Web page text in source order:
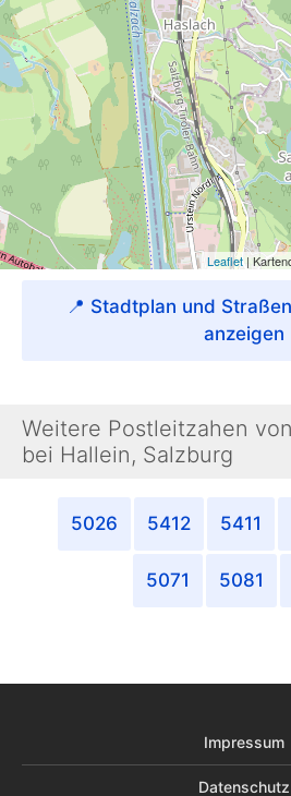
📍 Stadtplan und
anzeigen
Weitere Postleitzahen
bei Hallein, Salzburg
5026 5412 5411
5071 5081
Impressum
Datenschutz